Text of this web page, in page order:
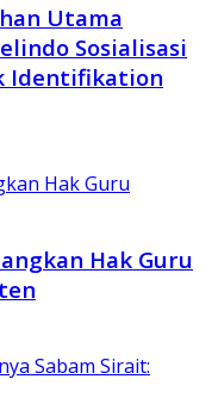
Utama
Sosialisasi
Identifikation
Hak Guru